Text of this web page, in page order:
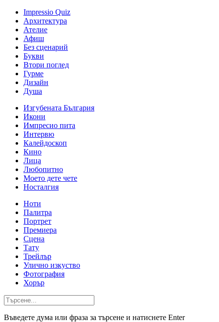
Impressio Quiz
Архитектура
Ателие
Афиш
Без сценарий
Букви
Втори поглед
Гурме
Дизайн
Душа
Изгубената България
Икони
Импресио пита
Интервю
Калейдоскоп
Кино
Лица
Любопитно
Моето дете чете
Носталгия
Ноти
Палитра
Портрет
Премиера
Сцена
Тату
Трейлър
Улично изкуство
Фотография
Хорър
Въведете дума или фраза за търсене и натиснете Enter